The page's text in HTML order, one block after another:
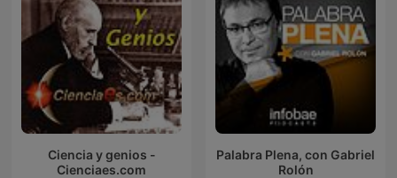
Ciencia y genios -
Cienciaes.com
Palabra Plena, con Gabriel
Rolón